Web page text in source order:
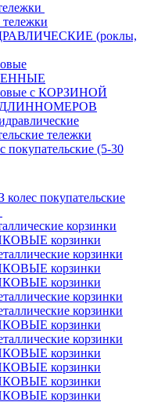
тележки
(роклы,
с КОРЗИНОЙ
ДЛИННОМЕРОВ
тележки
покупательские (5-30
покупательские
корзинки
корзинки
корзинки
корзинки
корзинки
корзинки
корзинки
корзинки
корзинки
корзинки
корзинки
корзинки
корзинки